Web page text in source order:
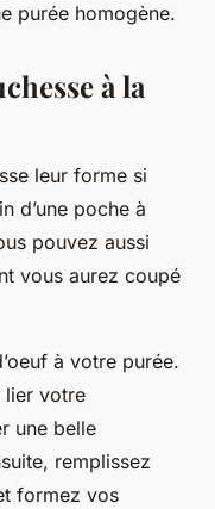
purée homogène.
à la
leur forme si
d’une poche à
pouvez aussi
vous aurez coupé
à votre purée.
lier votre
une belle
remplissez
formez vos